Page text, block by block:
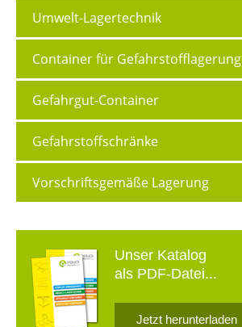
Umwelt-Lagertechnik
Container für Gefahrstofflagerung
Gefahrgut-Container
Gefahrstoffschränke
Vorschriftsgemäße Lagerung
Unser Katalog
als PDF-Datei...
Jetzt herunterladen